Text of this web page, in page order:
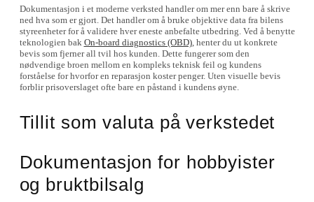
Dokumentasjon i et moderne verksted handler om mer enn bare å skrive
ned hva som er gjort. Det handler om å bruke objektive data fra bilens
styreenheter for å validere hver eneste anbefalte utbedring. Ved å benytte
teknologien bak On-board diagnostics (OBD), henter du ut konkrete
bevis som fjerner all tvil hos kunden. Dette fungerer som den
nødvendige broen mellom en kompleks teknisk feil og kundens
forståelse for hvorfor en reparasjon koster penger. Uten visuelle bevis
forblir prisoverslaget ofte bare en påstand i kundens øyne.
Tillit som valuta på verkstedet
Dokumentasjon for hobbyister
og bruktbilsalg